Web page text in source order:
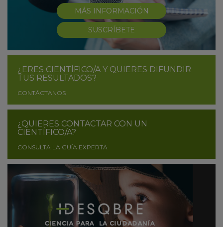
MÁS INFORMACIÓN
SUSCRÍBETE
¿ERES CIENTÍFICO/A Y QUIERES DIFUNDIR
TUS RESULTADOS?
CONTÁCTANOS
¿QUIERES CONTACTAR CON UN
CIENTÍFICO/A?
CONSULTA LA GUÍA EXPERTA